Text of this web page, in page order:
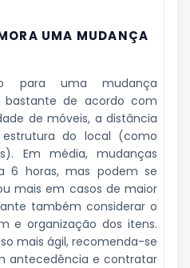
UMA MUDANÇA
para uma mudança
bastante de acordo com
de móveis, a distância
do local (como
Em média, mudanças
6 horas, mas podem se
mais em casos de maior
também considerar o
e organização dos itens.
mais ágil, recomenda-se
antecedência e contratar